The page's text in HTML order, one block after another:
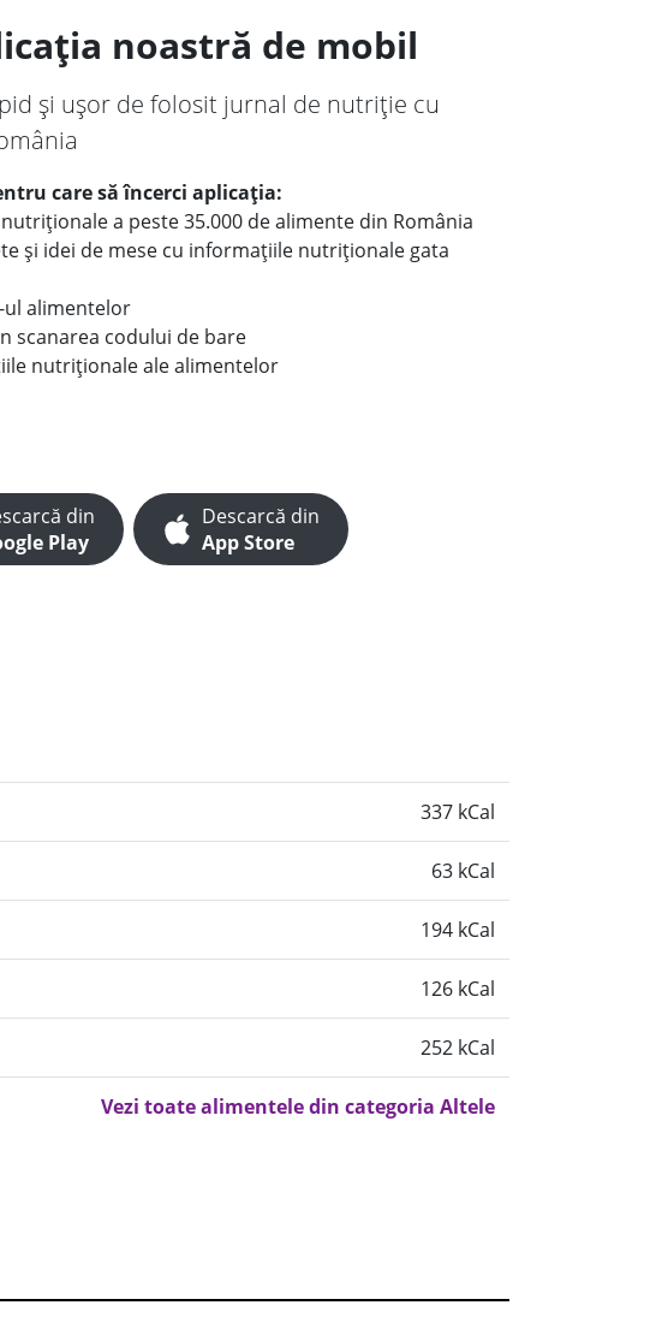
noastră de mobil
și ușor de folosit jurnal de nutriție cu
care să încerci aplicația:
a peste 35.000 de alimente din România
și idei de mese cu informațiile nutriționale gata
ul alimentelor
scanarea codului de bare
nutriționale ale alimentelor
din
Play
Descarcă din
App Store
337 kCal
63 kCal
194 kCal
126 kCal
252 kCal
Vezi toate alimentele din categoria Altele